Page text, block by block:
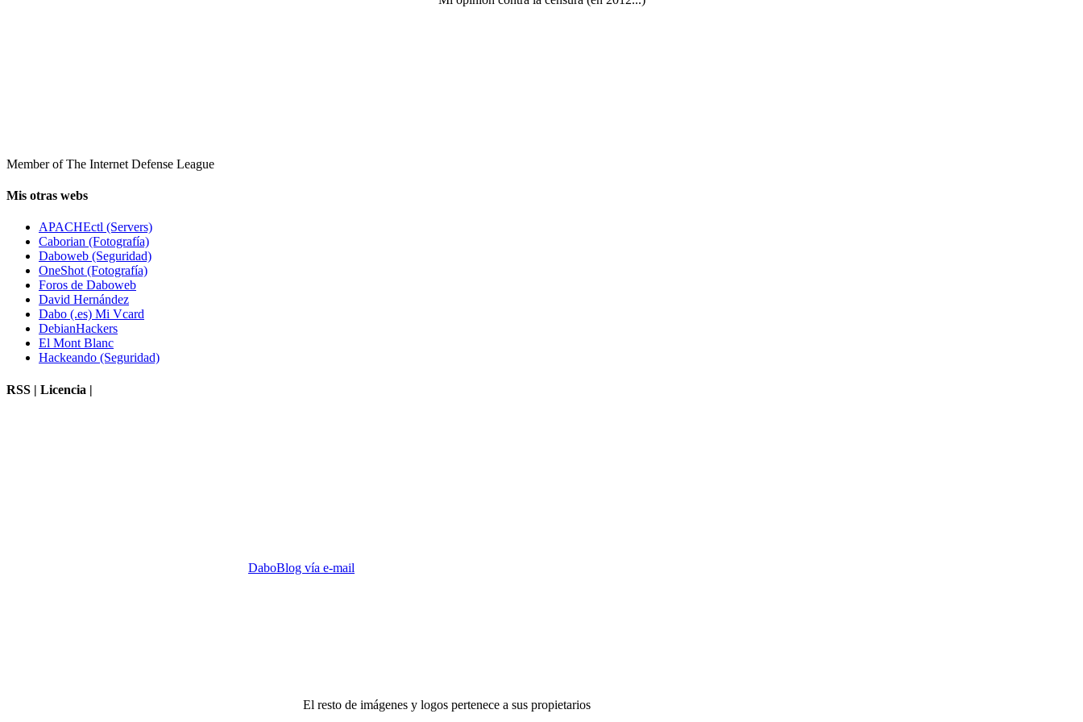
Member of The Internet Defense League
Mis otras webs
APACHEctl (Servers)
Caborian (Fotografía)
Daboweb (Seguridad)
OneShot (Fotografía)
Foros de Daboweb
David Hernández
Dabo (.es) Mi Vcard
DebianHackers
El Mont Blanc
Hackeando (Seguridad)
RSS | Licencia |
DaboBlog vía e-mail
El resto de imágenes y logos pertenece a sus propietarios